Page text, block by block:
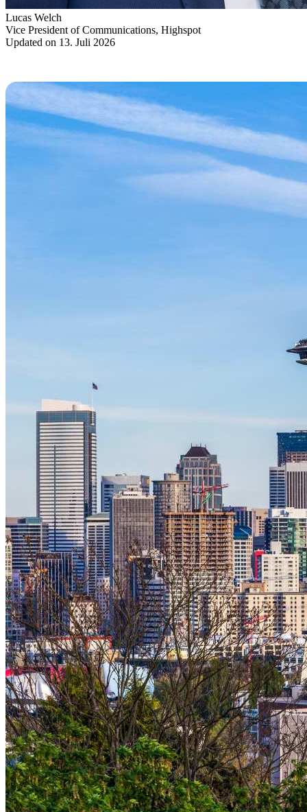
Lucas Welch
Vice President of Communications, Highspot
Updated on 13. Juli 2026